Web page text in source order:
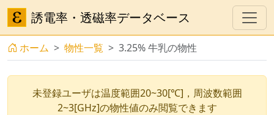
誘電率・透磁率データベース
ホーム 物性一覧 3.25% 牛乳の物性
未登録ユーザは温度範囲20~30[℃]，周波数範囲
2~3[GHz]の物性値のみ閲覧できます